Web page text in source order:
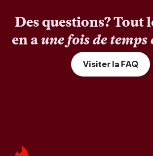
Des questions? Tout
en aune fois de temps
Visiter la FAQ